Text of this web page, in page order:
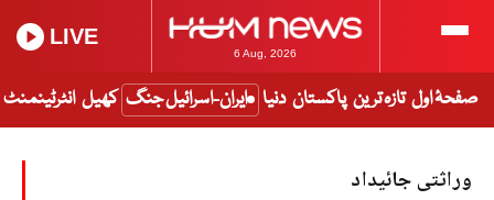
6 Aug, 2026
LIVE
صفحۂ اول تازہ ترین پاکستان دنیا ایران-اسرائیل جنگ کھیل انٹرٹینمنٹ
وراثتی جائیداد